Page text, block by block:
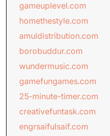
gameuplevel.com
homethestyle.com
amuldistribution.com
borobuddur.com
wundermusic.com
gamefungames.com
25-minute-timer.com
creativefuntask.com
engrsaifulsaif.com